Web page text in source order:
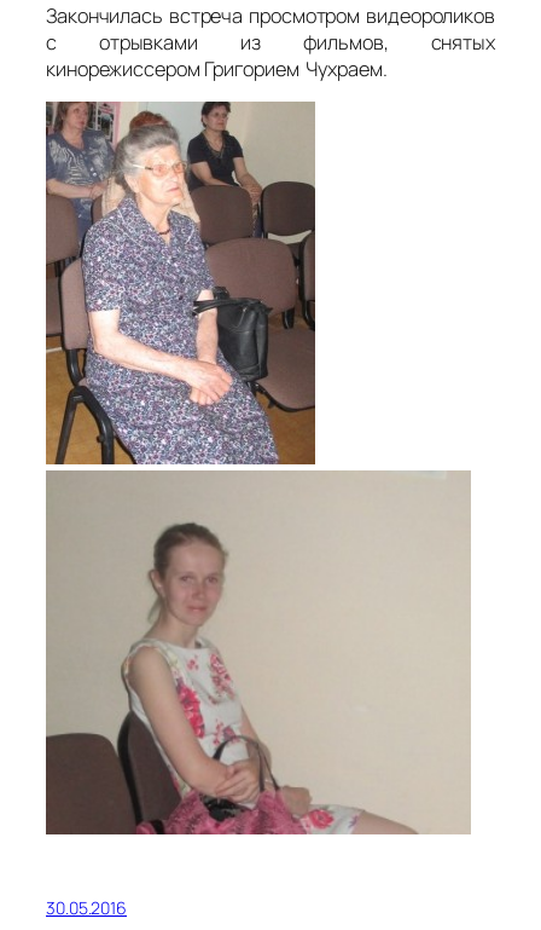
Закончилась встреча просмотром видеороликов
с отрывками из фильмов, снятых
кинорежиссером Григорием Чухраем.
30.05.2016